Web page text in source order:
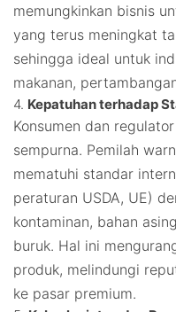
memungkinkan bisnis
yang terus meningkat
sehingga ideal untuk
makanan,
4. Kepatuhan terhadap
Konsumen dan
sempurna. Pemilah
mematuhi standar
peraturan USDA, UE)
kontaminan, bahan
buruk. Hal ini
produk, melindungi
ke pasar premium.